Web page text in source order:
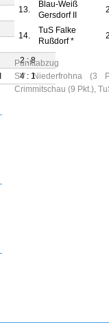
8 : 1
2 : 8
4 : 1
13.
Blau-Weiß
Gersdorf II
14.
TuS Falke
Rußdorf *
Punktabzug
SV Niederfrohna (3
Crimmitschau (9 Pkt.),